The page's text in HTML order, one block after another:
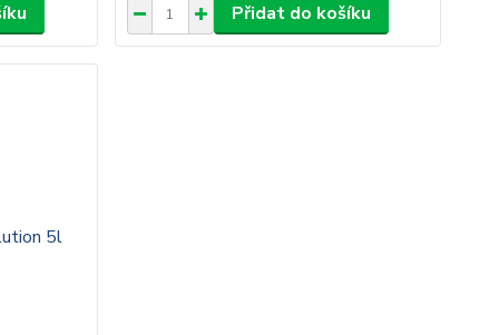
Přidat do košíku